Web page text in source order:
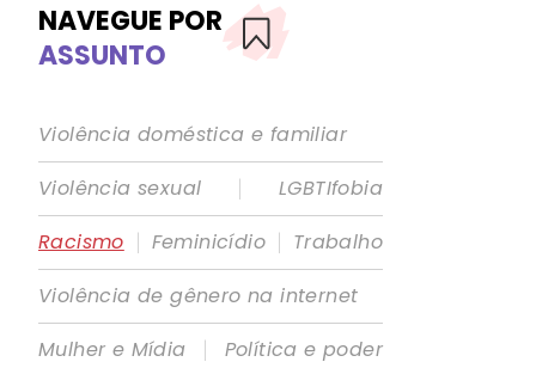
NAVEGUE POR
ASSUNTO
Violência doméstica e familiar
Violência sexual
|
LGBTIfobia
Racismo | Feminicídio | Trabalho
Violência de gênero na internet
Mulher e Mídia
|
Política e poder